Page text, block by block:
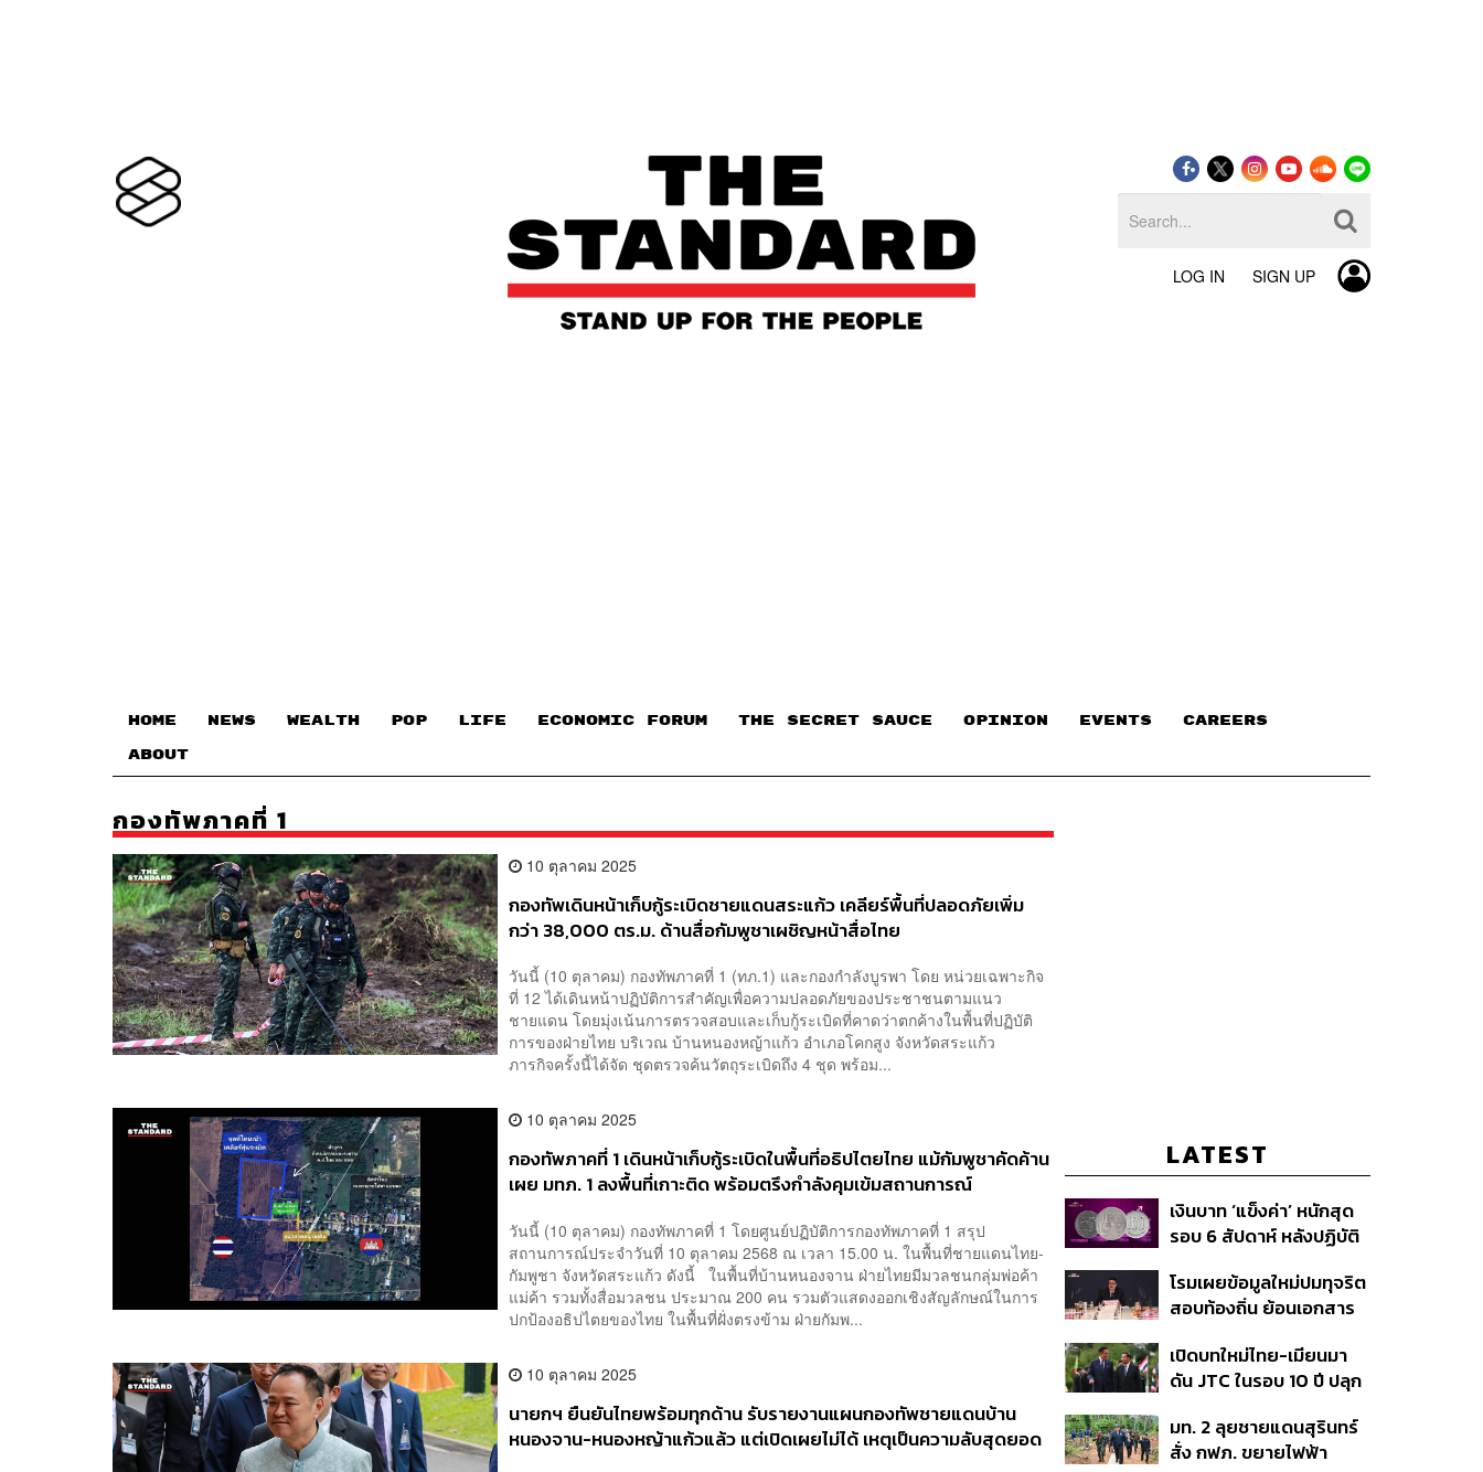
LOG IN SIGN UP
HOME NEWS WEALTH POP LIFE ECONOMIC FORUM THE SECRET SAUCE​ OPINION EVENTS CAREERS
ABOUT
กองทัพภาคที่ 1
10 ตุลาคม 2025
กองทัพเดินหน้าเก็บกู้ระเบิดชายแดนสระแก้ว เคลียร์พื้นที่ปลอดภัยเพิ่ม
กว่า 38,000 ตร.ม. ด้านสื่อกัมพูชาเผชิญหน้าสื่อไทย
วันนี้ (10 ตุลาคม) กองทัพภาคที่ 1 (ทภ.1) และกองกำลังบูรพา โดย หน่วยเฉพาะกิจ
ที่ 12 ได้เดินหน้าปฏิบัติการสำคัญเพื่อความปลอดภัยของประชาชนตามแนว
ชายแดน โดยมุ่งเน้นการตรวจสอบและเก็บกู้ระเบิดที่คาดว่าตกค้างในพื้นที่ปฏิบัติ
การของฝ่ายไทย บริเวณ บ้านหนองหญ้าแก้ว อำเภอโคกสูง จังหวัดสระแก้ว
ภารกิจครั้งนี้ได้จัด ชุดตรวจค้นวัตถุระเบิดถึง 4 ชุด พร้อม...
10 ตุลาคม 2025
กองทัพภาคที่ 1 เดินหน้าเก็บกู้ระเบิดในพื้นที่อธิปไตยไทย แม้กัมพูชาคัดค้าน
เผย มทภ. 1 ลงพื้นที่เกาะติด พร้อมตรึงกำลังคุมเข้มสถานการณ์
วันนี้ (10 ตุลาคม) กองทัพภาคที่ 1 โดยศูนย์ปฏิบัติการกองทัพภาคที่ 1 สรุป
สถานการณ์ประจำวันที่ 10 ตุลาคม 2568 ณ เวลา 15.00 น. ในพื้นที่ชายแดนไทย-
กัมพูชา จังหวัดสระแก้ว ดังนี้ ในพื้นที่บ้านหนองจาน ฝ่ายไทยมีมวลชนกลุ่มพ่อค้า
แม่ค้า รวมทั้งสื่อมวลชน ประมาณ 200 คน รวมตัวแสดงออกเชิงสัญลักษณ์ในการ
ปกป้องอธิปไตยของไทย ในพื้นที่ฝั่งตรงข้าม ฝ่ายกัมพ...
10 ตุลาคม 2025
นายกฯ ยืนยันไทยพร้อมทุกด้าน รับรายงานแผนกองทัพชายแดนบ้าน
หนองจาน-หนองหญ้าแก้วแล้ว แต่เปิดเผยไม่ได้ เหตุเป็นความลับสุดยอด
LATEST
เงินบาท ‘แข็งค่า’ หนักสุด
รอบ 6 สัปดาห์ หลังปฏิบัติ
สหรัฐฯ-ญี่ปุ่น Standard
Chartered เปิดเป้าสิ้นปีนี้
ต่อดอลลาร์
โรมเผยข้อมูลใหม่ปมทุจริต
สอบท้องถิ่น ย้อนเอกสาร
อนุทิน จ่อสอบต่อเอี่ยว
ตัดตอน ม.บูรพา หรือไม่
เปิดบทใหม่ไทย-เมียนมา
ดัน JTC ในรอบ 10 ปี ปลุก
ชายแดน ท่าเรือน้ำลึก
ทวาย
มท. 2 ลุยชายแดนสุรินทร์
สั่ง กฟภ. ขยายไฟฟ้า